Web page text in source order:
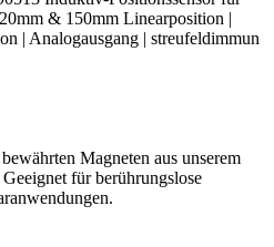
& 150mm Linearposition |
| Analogausgang | streufeldimmun
Magneten aus unserem
für berührungslose